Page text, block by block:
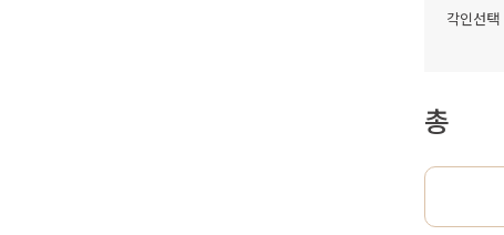
각인선택
총